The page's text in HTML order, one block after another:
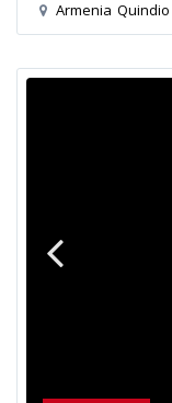
Armenia Quindio